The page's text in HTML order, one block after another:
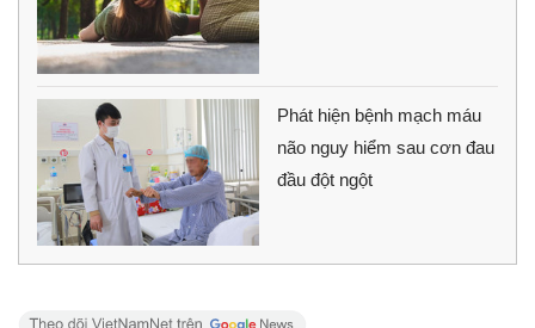
Phát hiện bệnh mạch máu
não nguy hiểm sau cơn đau
đầu đột ngột